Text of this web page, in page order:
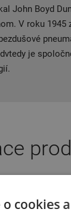
John Boyd
V roku 1945
je
cookies a